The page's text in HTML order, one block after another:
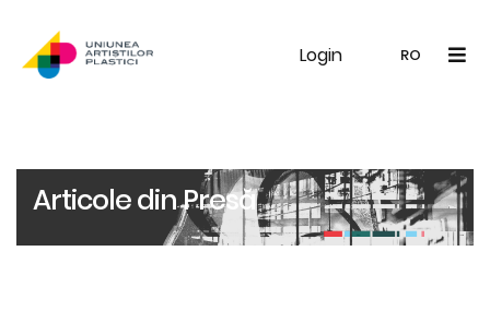
Login RO
UAP Galerie Noutăți
Articole din Presă